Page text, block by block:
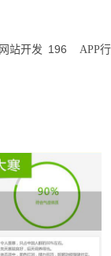
网站开发 196 APP